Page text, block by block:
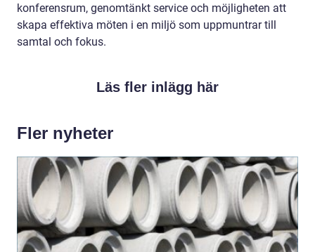
konferensrum, genomtänkt service och möjligheten att
skapa effektiva möten i en miljö som uppmuntrar till
samtal och fokus.
Läs fler inlägg här
Fler nyheter